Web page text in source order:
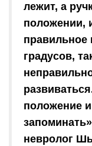
лежит, а
положении,
правильное
градусов,
положение
невролог